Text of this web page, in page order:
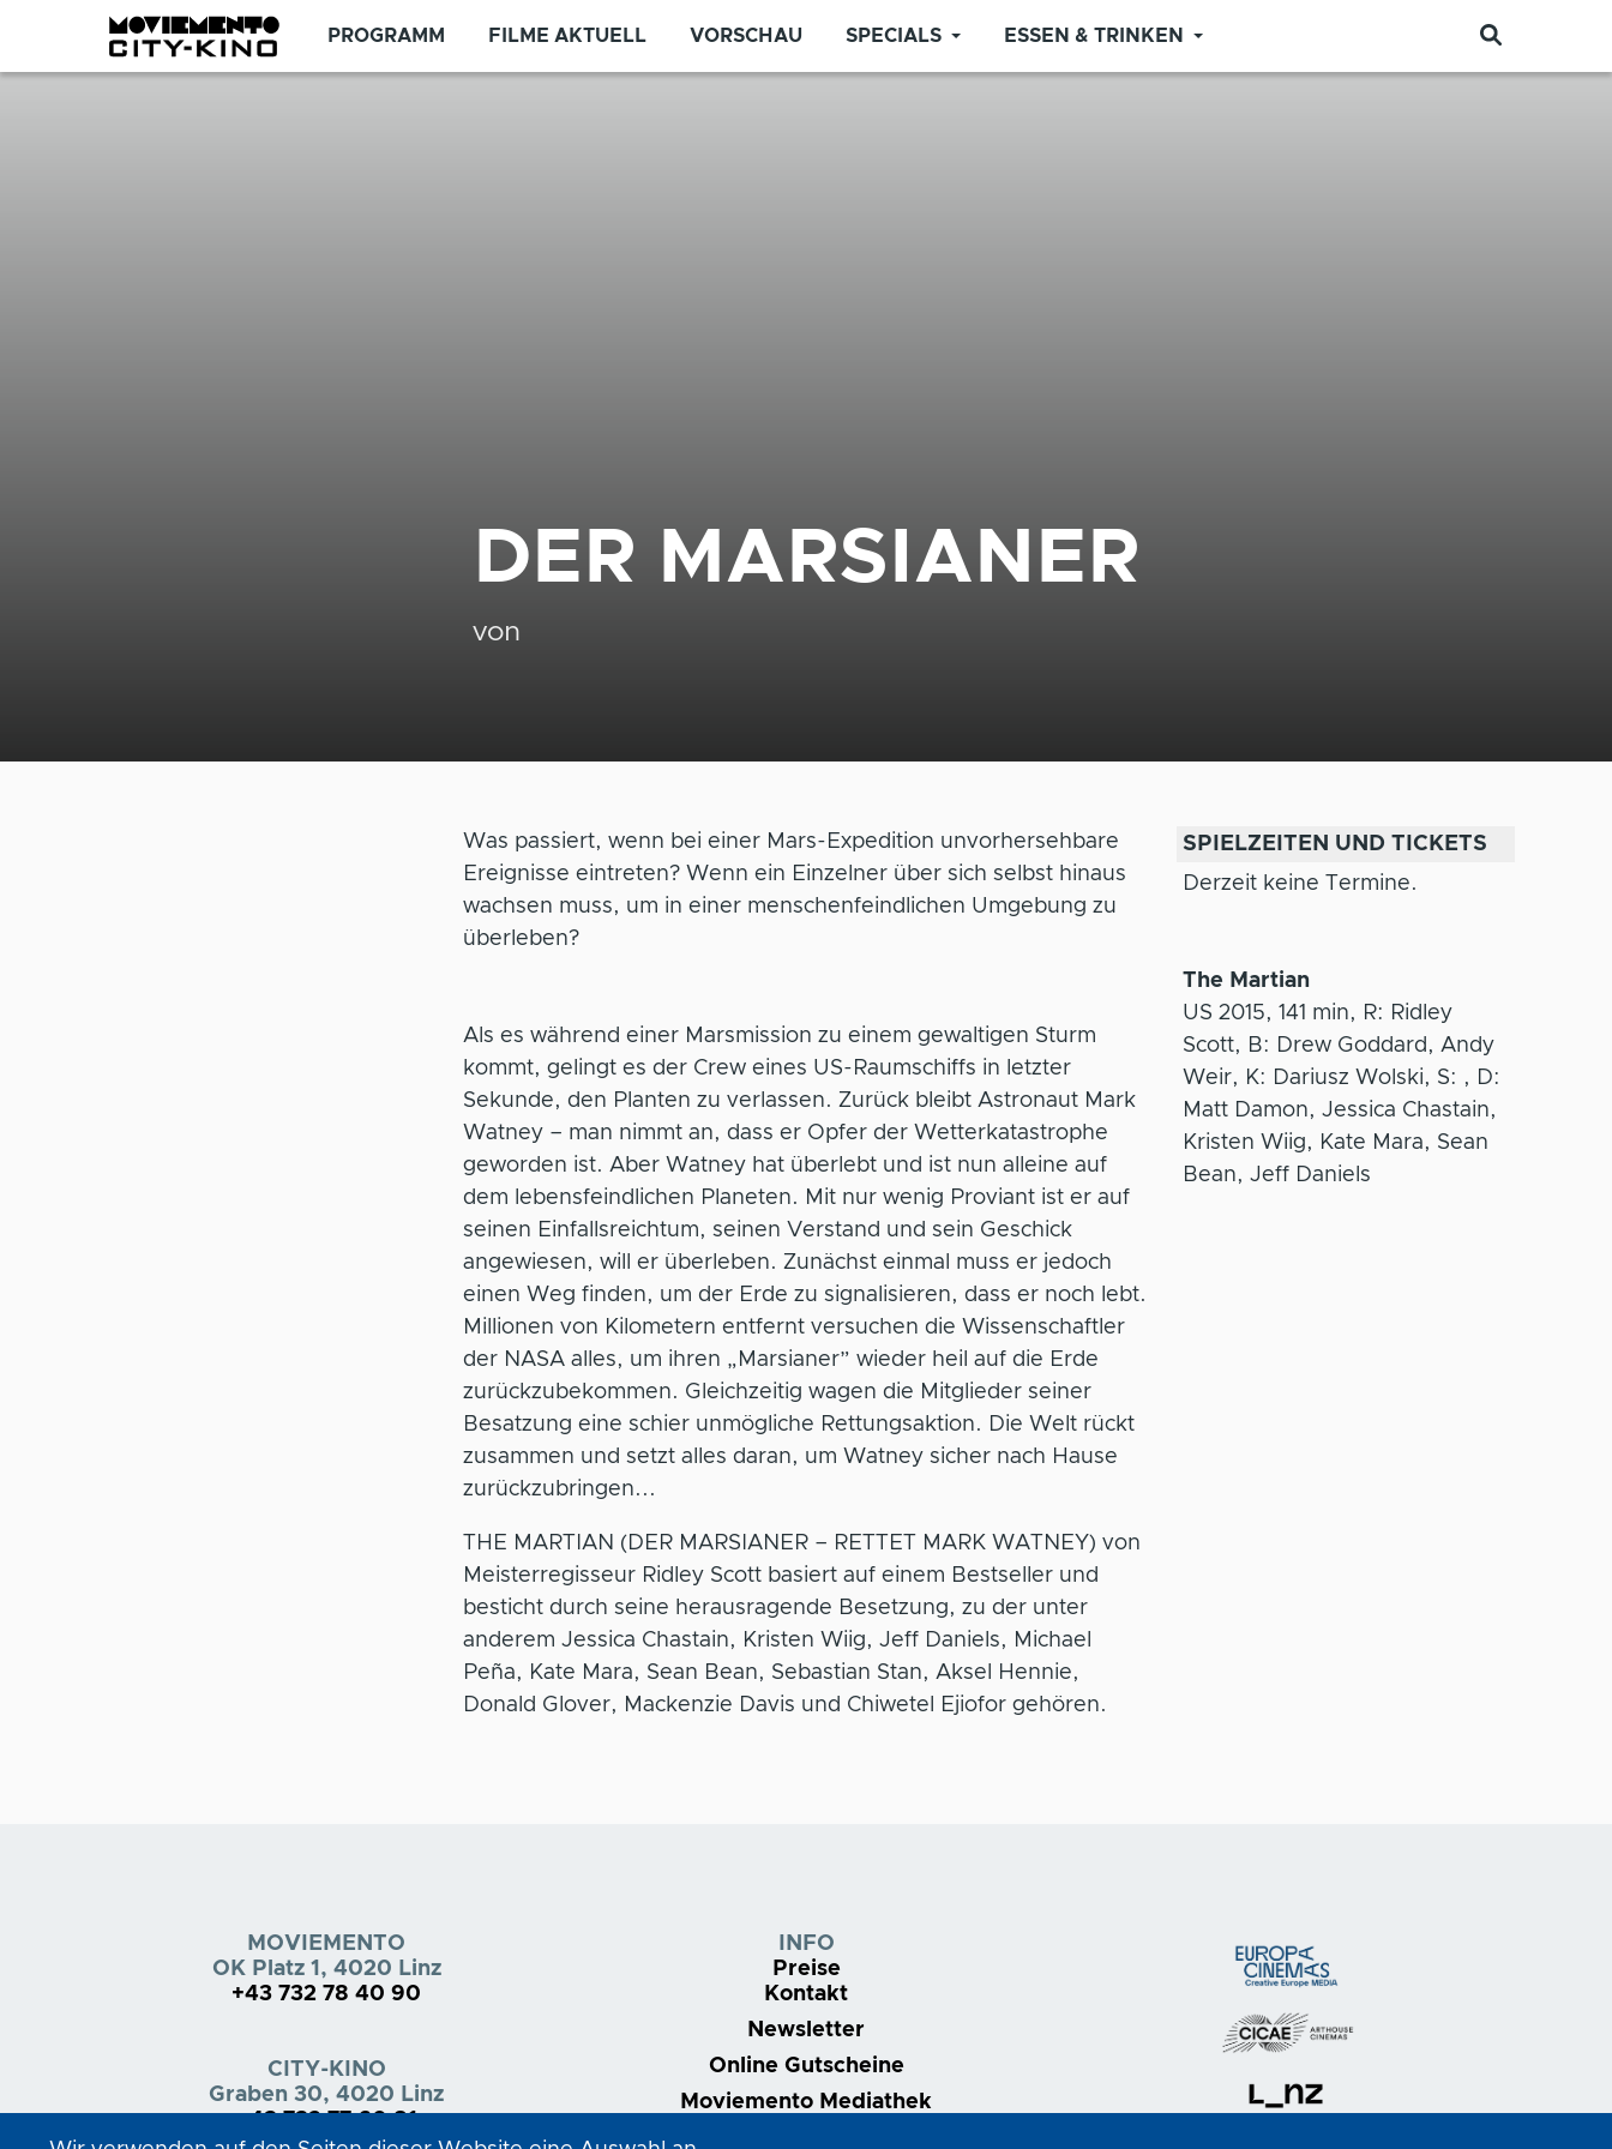
Direkt zum Inhalt
PROGRAMM FILME AKTUELL VORSCHAU SPECIALS ESSEN & TRINKEN
DER MARSIANER
von
Was passiert, wenn bei einer Mars-Expedition unvorhersehbare
Ereignisse eintreten? Wenn ein Einzelner über sich selbst hinaus
wachsen muss, um in einer menschenfeindlichen Umgebung zu
überleben?
Als es während einer Marsmission zu einem gewaltigen Sturm
kommt, gelingt es der Crew eines US-Raumschiffs in letzter
Sekunde, den Planten zu verlassen. Zurück bleibt Astronaut Mark
Watney – man nimmt an, dass er Opfer der Wetterkatastrophe
geworden ist. Aber Watney hat überlebt und ist nun alleine auf
dem lebensfeindlichen Planeten. Mit nur wenig Proviant ist er auf
seinen Einfallsreichtum, seinen Verstand und sein Geschick
angewiesen, will er überleben. Zunächst einmal muss er jedoch
einen Weg finden, um der Erde zu signalisieren, dass er noch lebt.
Millionen von Kilometern entfernt versuchen die Wissenschaftler
der NASA alles, um ihren „Marsianer” wieder heil auf die Erde
zurückzubekommen. Gleichzeitig wagen die Mitglieder seiner
Besatzung eine schier unmögliche Rettungsaktion. Die Welt rückt
zusammen und setzt alles daran, um Watney sicher nach Hause
zurückzubringen...
THE MARTIAN (DER MARSIANER – RETTET MARK WATNEY) von
Meisterregisseur Ridley Scott basiert auf einem Bestseller und
besticht durch seine herausragende Besetzung, zu der unter
anderem Jessica Chastain, Kristen Wiig, Jeff Daniels, Michael
Peña, Kate Mara, Sean Bean, Sebastian Stan, Aksel Hennie,
Donald Glover, Mackenzie Davis und Chiwetel Ejiofor gehören.
SPIELZEITEN UND TICKETS
Derzeit keine Termine.
The Martian
US 2015, 141 min, R: Ridley
Scott, B: Drew Goddard, Andy
Weir, K: Dariusz Wolski, S: , D:
Matt Damon, Jessica Chastain,
Kristen Wiig, Kate Mara, Sean
Bean, Jeff Daniels
MOVIEMENTO
OK Platz 1, 4020 Linz
+43 732 78 40 90
CITY-KINO
Graben 30, 4020 Linz
+43 732 77 60 81
INFO
Preise
Kontakt
Newsletter
Online Gutscheine
Moviemento Mediathek